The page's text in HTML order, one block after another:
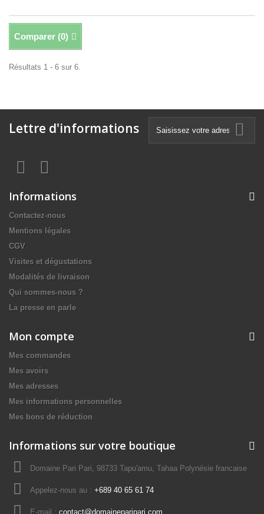
Comparer (0)
Résultats 1 - 6 sur 6.
Lettre d'informations
Informations
Contactez-nous
Mentions légales
CGV
Visites et dégustations
Modalités de livraison
Qui sommes-nous ?
La presse en parle
Mon compte
Mes commandes
Mes avoirs
Mes adresses
Mes informations personnelles
Mes bons de réduction
Informations sur votre boutique
Domaine Pari Pari, 98733 Tapu'amu, Tahaa Polynésie francaise
Appelez-nous au : +689 40 65 61 74
E-mail : contact@domaineparipari.com